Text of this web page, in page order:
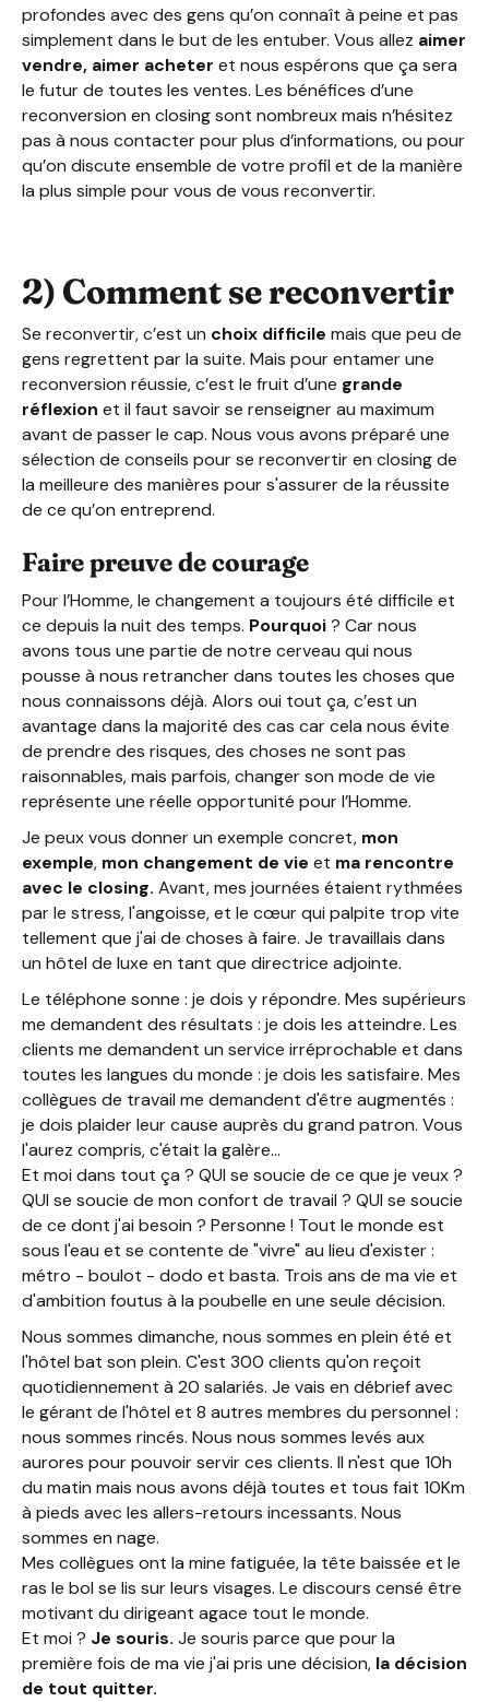
profondes avec des gens qu’on connaît à peine et pas
simplement dans le but de les entuber. Vous allez aimer
vendre, aimer acheter et nous espérons que ça sera
le futur de toutes les ventes. Les bénéfices d’une
reconversion en closing sont nombreux mais n’hésitez
pas à nous contacter pour plus d’informations, ou pour
qu’on discute ensemble de votre profil et de la manière
la plus simple pour vous de vous reconvertir.
2) Comment se reconvertir
Se reconvertir, c’est un choix difficile mais que peu de
gens regrettent par la suite. Mais pour entamer une
reconversion réussie, c’est le fruit d’une grande
réflexion et il faut savoir se renseigner au maximum
avant de passer le cap. Nous vous avons préparé une
sélection de conseils pour se reconvertir en closing de
la meilleure des manières pour s'assurer de la réussite
de ce qu’on entreprend.
Faire preuve de courage
Pour l’Homme, le changement a toujours été difficile et
ce depuis la nuit des temps. Pourquoi? Car nous
avons tous une partie de notre cerveau qui nous
pousse à nous retrancher dans toutes les choses que
nous connaissons déjà. Alors oui tout ça, c’est un
avantage dans la majorité des cas car cela nous évite
de prendre des risques, des choses ne sont pas
raisonnables, mais parfois, changer son mode de vie
représente une réelle opportunité pour l’Homme.
Je peux vous donner un exemple concret, mon
exemple, mon changement de vie et ma rencontre
avec le closing. Avant, mes journées étaient rythmées
par le stress, l'angoisse, et le cœur qui palpite trop vite
tellement que j'ai de choses à faire. Je travaillais dans
un hôtel de luxe en tant que directrice adjointe.
Le téléphone sonne : je dois y répondre. Mes supérieurs
me demandent des résultats : je dois les atteindre. Les
clients me demandent un service irréprochable et dans
toutes les langues du monde : je dois les satisfaire. Mes
collègues de travail me demandent d'être augmentés :
je dois plaider leur cause auprès du grand patron. Vous
l'aurez compris, c'était la galère…
Et moi dans tout ça ? QUI se soucie de ce que je veux ?
QUI se soucie de mon confort de travail ? QUI se soucie
de ce dont j'ai besoin ? Personne ! Tout le monde est
sous l'eau et se contente de "vivre" au lieu d'exister :
métro - boulot - dodo et basta. Trois ans de ma vie et
d'ambition foutus à la poubelle en une seule décision.
Nous sommes dimanche, nous sommes en plein été et
l'hôtel bat son plein. C'est 300 clients qu'on reçoit
quotidiennement à 20 salariés. Je vais en débrief avec
le gérant de l'hôtel et 8 autres membres du personnel :
nous sommes rincés. Nous nous sommes levés aux
aurores pour pouvoir servir ces clients. Il n'est que 10h
du matin mais nous avons déjà toutes et tous fait 10Km
à pieds avec les allers-retours incessants. Nous
sommes en nage.
Mes collègues ont la mine fatiguée, la tête baissée et le
ras le bol se lis sur leurs visages. Le discours censé être
motivant du dirigeant agace tout le monde.
Et moi ? Je souris. Je souris parce que pour la
première fois de ma vie j'ai pris une décision, la décision
de tout quitter.